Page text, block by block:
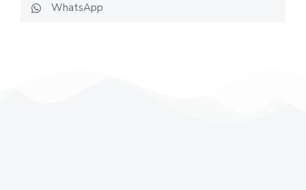
WhatsApp